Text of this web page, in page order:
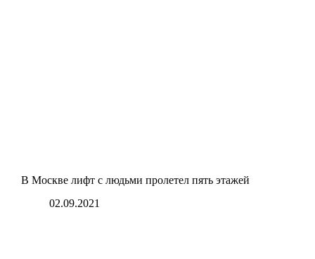
В Москве лифт с людьми пролетел пять этажей
02.09.2021